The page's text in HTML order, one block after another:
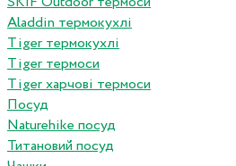
Aladdin термокухлі
Tiger термокухлі
Tiger термоси
Tiger харчові термоси
Посуд
Naturehike посуд
Титановий посуд